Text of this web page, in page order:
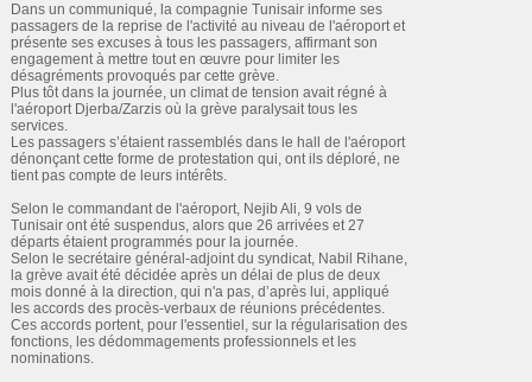
Dans un communiqué, la compagnie Tunisair informe ses
passagers de la reprise de l'activité au niveau de l'aéroport et
présente ses excuses à tous les passagers, affirmant son
engagement à mettre tout en œuvre pour limiter les
désagréments provoqués par cette grève.
Plus tôt dans la journée, un climat de tension avait régné à
l'aéroport Djerba/Zarzis où la grève paralysait tous les
services.
Les passagers s’étaient rassemblés dans le hall de l'aéroport
dénonçant cette forme de protestation qui, ont ils déploré, ne
tient pas compte de leurs intérêts.
Selon le commandant de l'aéroport, Nejib Ali, 9 vols de
Tunisair ont été suspendus, alors que 26 arrivées et 27
départs étaient programmés pour la journée.
Selon le secrétaire général-adjoint du syndicat, Nabil Rihane,
la grève avait été décidée après un délai de plus de deux
mois donné à la direction, qui n'a pas, d’après lui, appliqué
les accords des procès-verbaux de réunions précédentes.
Ces accords portent, pour l'essentiel, sur la régularisation des
fonctions, les dédommagements professionnels et les
nominations.